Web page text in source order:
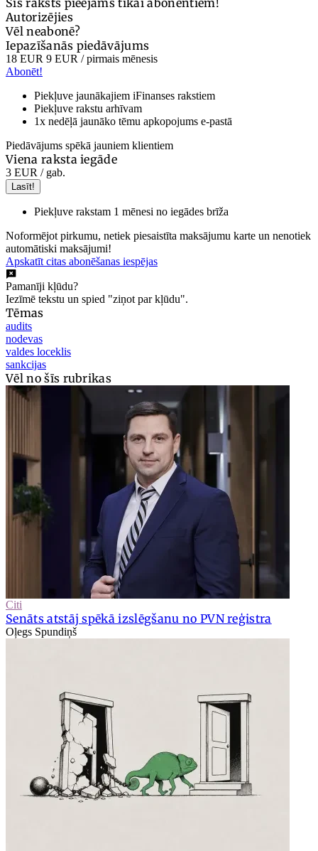
Šis raksts pieejams tikai abonentiem!
Autorizējies
Vēl neabonē?
Iepazīšanās piedāvājums
18 EUR 9 EUR / pirmais mēnesis
Abonēt!
Piekļuve jaunākajiem iFinanses rakstiem
Piekļuve rakstu arhīvam
1x nedēļā jaunāko tēmu apkopojums e-pastā
Piedāvājums spēkā jauniem klientiem
Viena raksta iegāde
3 EUR / gab.
Lasīt!
Piekļuve rakstam 1 mēnesi no iegādes brīža
Noformējot pirkumu, netiek piesaistīta maksājumu karte un nenotiek
automātiski maksājumi!
Apskatīt citas abonēšanas iespējas
Pamanīji kļūdu?
Iezīmē tekstu un spied "ziņot par kļūdu".
Tēmas
audits
nodevas
valdes loceklis
sankcijas
Vēl no šīs rubrikas
Citi
Senāts atstāj spēkā izslēgšanu no PVN reģistra
Oļegs Spundiņš